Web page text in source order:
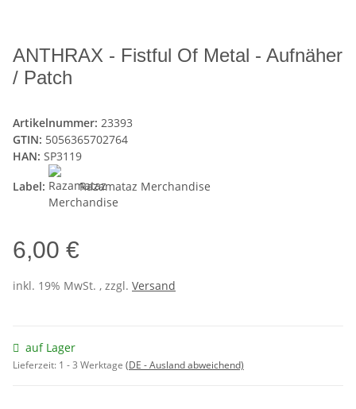
ANTHRAX - Fistful Of Metal - Aufnäher
/ Patch
Artikelnummer: 23393
GTIN: 5056365702764
HAN: SP3119
Label:
Razamataz Merchandise
6,00 €
inkl. 19% MwSt. , zzgl. Versand
auf Lager
Lieferzeit: 1 - 3 Werktage (DE - Ausland abweichend)